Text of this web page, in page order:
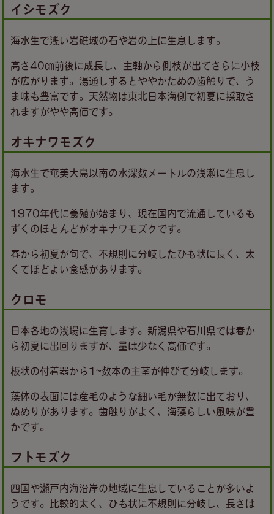
イシモズク
海水生で浅い岩礁域の石や岩の上に生息します。
高さ40㎝前後に成長し、主軸から側枝が出てさらに小枝
が広がります。湯通しするとややかための歯触りで、う
ま味も豊富です。天然物は東北日本海側で初夏に採取さ
れますがやや高価です。
オキナワモズク
海水生で奄美大島以南の水深数メートルの浅瀬に生息し
ます。
1970年代に養殖が始まり、現在国内で流通しているも
ずくのほとんどがオキナワモズクです。
春から初夏が旬で、不規則に分岐したひも状に長く、太
くてほどよい食感があります。
クロモ
日本各地の浅場に生育します。新潟県や石川県では春か
ら初夏に出回りますが、量は少なく高価です。
板状の付着器から1~数本の主茎が伸びて分岐します。
藻体の表面には産毛のような細い毛が無数に出ており、
ぬめりがあります。歯触りがよく、海藻らしい風味が豊
かです。
フトモズク
四国や瀬戸内海沿岸の地域に生息していることが多いよ
うです。比較的太く、ひも状に不規則に分岐し、長さは